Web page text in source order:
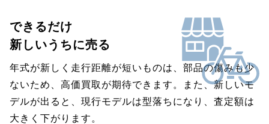
できるだけ
新しいうちに売る
年式が新しく走行距離が短いものは、部品の傷みも少
ないため、高価買取が期待できます。また、新しいモ
デルが出ると、現行モデルは型落ちになり、査定額は
大きく下がります。